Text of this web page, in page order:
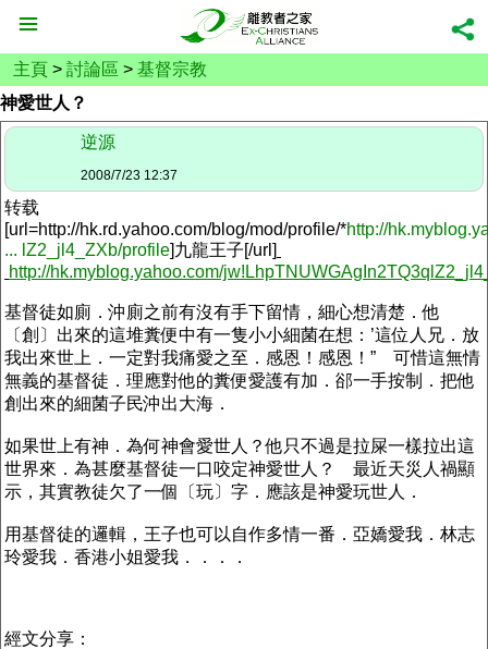
主頁 > 討論區 > 基督宗教
神愛世人？
逆源
2008/7/23 12:37
转载
[url=http://hk.rd.yahoo.com/blog/mod/profile/*http://
... lZ2_jl4_ZXb/profile]九龍王子[/url]
http://hk.myblog.yahoo.com/
基督徒如廁．沖廁之前有沒有手下留情，細心想清楚．他
〔創〕出來的這堆糞便中有一隻小小細菌在想：’這位人兄．放
我出來世上．一定對我痛愛之至．感恩！感恩！” 可惜這無情
無義的基督徒．理應對他的糞便愛護有加．郤一手按制．把他
創出來的細菌子民沖出大海．
如果世上有神．為何神會愛世人？他只不過是拉屎一樣拉出這
世界來．為甚麼基督徒一口咬定神愛世人？ 最近天災人禍顯
示，其實教徒欠了一個〔玩〕字．應該是神愛玩世人．
用基督徒的邏輯，王子也可以自作多情一番．亞嬌愛我．林志
玲愛我．香港小姐愛我．．．．
經文分享：